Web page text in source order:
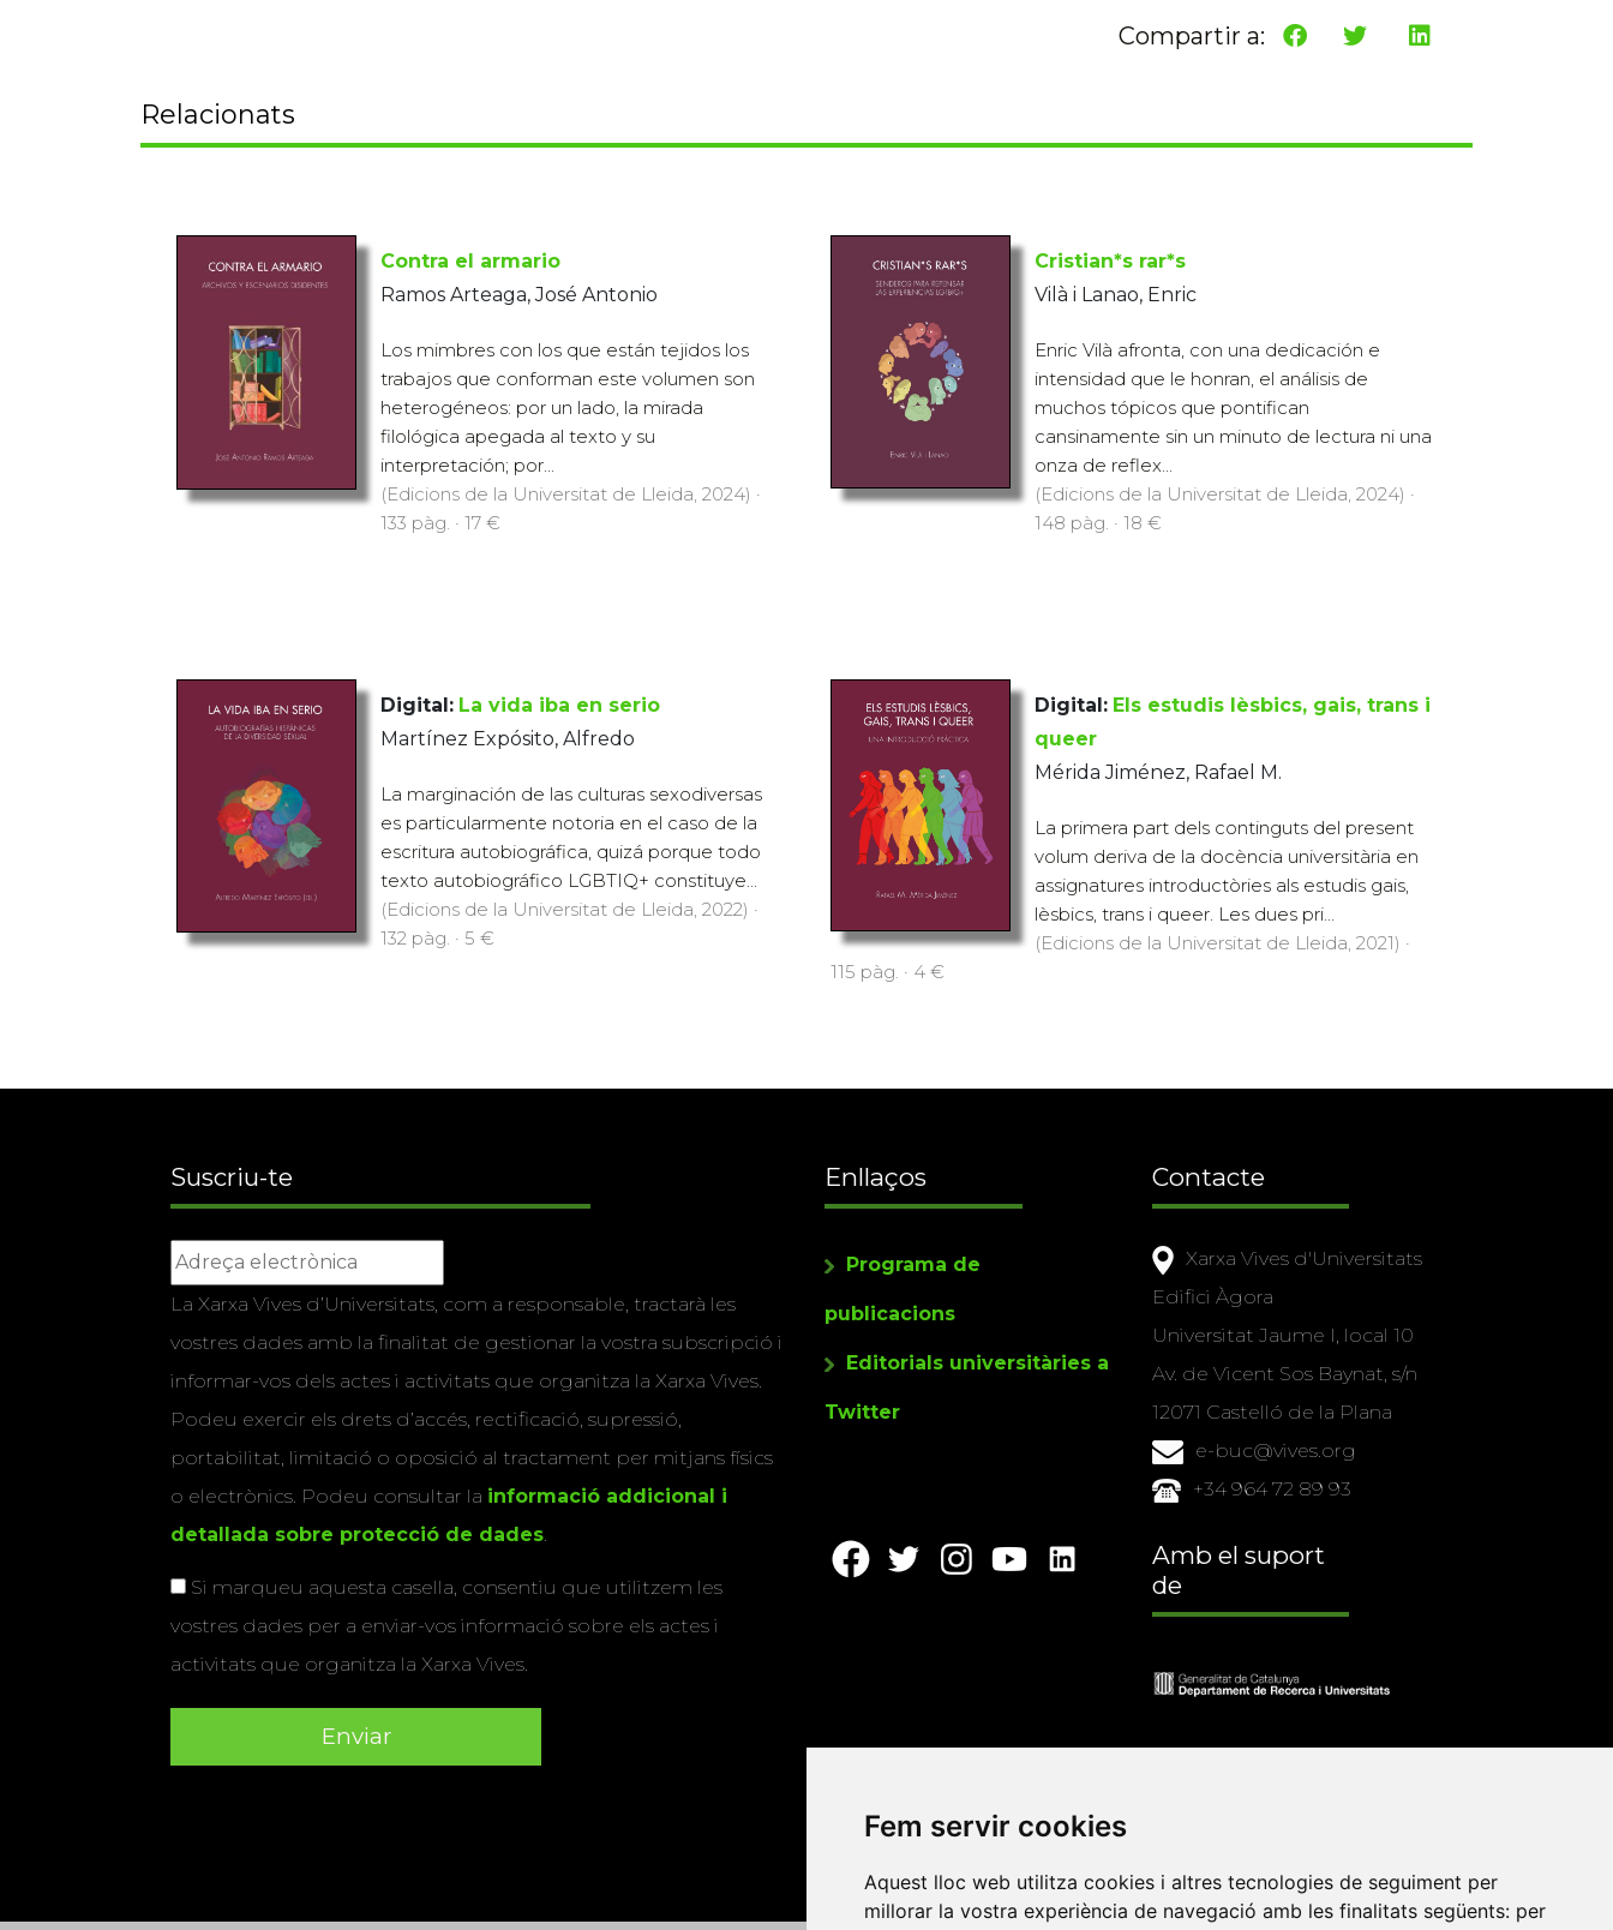
Fem servir cookies
Aquest lloc web utilitza cookies i altres tecnologies de seguiment per
millorar la vostra experiència de navegació amb les finalitats següents: per
Compartir a:
Relacionats
Contra el armario
Ramos Arteaga, José Antonio
Los mimbres con los que están tejidos los
trabajos que conforman este volumen son
heterogéneos: por un lado, la mirada
filológica apegada al texto y su
interpretación; por...
(Edicions de la Universitat de Lleida, 2024) ·
133 pàg. · 17 €
Cristian*s rar*s
Vilà i Lanao, Enric
Enric Vilà afronta, con una dedicación e
intensidad que le honran, el análisis de
muchos tópicos que pontifican
cansinamente sin un minuto de lectura ni una
onza de reflex...
(Edicions de la Universitat de Lleida, 2024) ·
148 pàg. · 18 €
Digital: La vida iba en serio
Martínez Expósito, Alfredo
La marginación de las culturas sexodiversas
es particularmente notoria en el caso de la
escritura autobiográfica, quizá porque todo
texto autobiográfico LGBTIQ+ constituye...
(Edicions de la Universitat de Lleida, 2022) ·
132 pàg. · 5 €
Digital: Els estudis lèsbics, gais, trans i
queer
Mérida Jiménez, Rafael M.
La primera part dels continguts del present
volum deriva de la docència universitària en
assignatures introductòries als estudis gais,
lèsbics, trans i queer. Les dues pri...
(Edicions de la Universitat de Lleida, 2021) ·
115 pàg. · 4 €
Suscriu-te
La Xarxa Vives d’Universitats, com a responsable, tractarà les
vostres dades amb la finalitat de gestionar la vostra subscripció i
informar-vos dels actes i activitats que organitza la Xarxa Vives.
Podeu exercir els drets d’accés, rectificació, supressió,
portabilitat, limitació o oposició al tractament per mitjans físics
o electrònics. Podeu consultar la informació addicional i
detallada sobre protecció de dades.
Si marqueu aquesta casella, consentiu que utilitzem les
vostres dades per a enviar-vos informació sobre els actes i
activitats que organitza la Xarxa Vives.
Enllaços
Programa de
publicacions
Editorials universitàries a
Twitter
Contacte
Xarxa Vives d'Universitats
Edifici Àgora
Universitat Jaume I, local 10
Av. de Vicent Sos Baynat, s/n
12071 Castelló de la Plana
e-buc@vives.org
+34 964 72 89 93
Amb el suport
de